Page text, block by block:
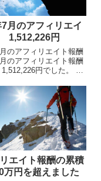
月のアフィリエイ
1,512,226円
のアフィリエイト報酬
のアフィリエイト報酬
円でした。 各
はこちらをご覧ください
月からの累計報酬額は...
エイト報酬の累積
万円を超えました